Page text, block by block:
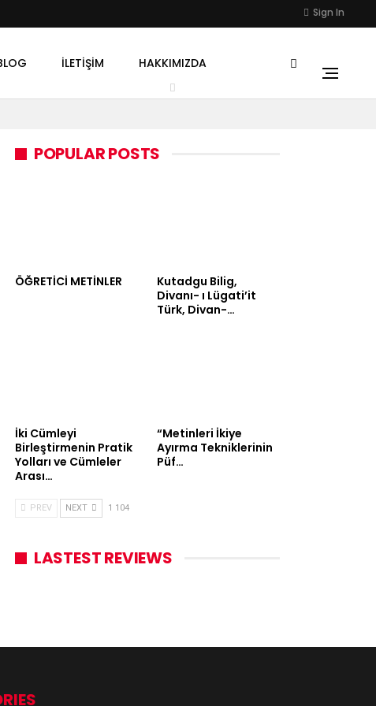
Sign In
İLETIŞIM HAKKIMIZDA
POPULAR POSTS
ÖĞRETİCİ METİNLER
Kutadgu Bilig,
Divanı- ı Lügati’it
Türk, Divan-…
İki Cümleyi
Birleştirmenin Pratik
Yolları ve Cümleler
Arası…
“Metinleri İkiye
Ayırma Tekniklerinin
Püf…
PREV NEXT 1 104
LASTEST REVIEWS